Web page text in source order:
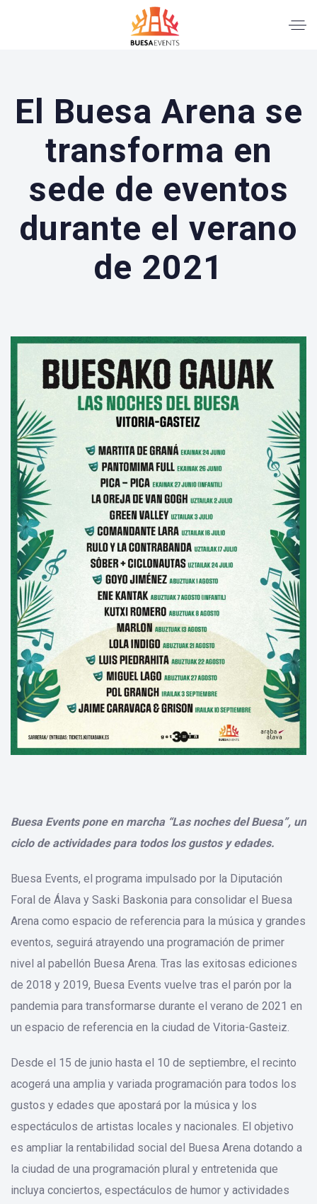
El Buesa Arena se
transforma en
sede de eventos
durante el verano
de 2021
Buesa Events pone en marcha “Las noches del Buesa”, un
ciclo de actividades para todos los gustos y edades.
Buesa Events, el programa impulsado por la Diputación
Foral de Álava y Saski Baskonia para consolidar el Buesa
Arena como espacio de referencia para la música y grandes
eventos, seguirá atrayendo una programación de primer
nivel al pabellón Buesa Arena. Tras las exitosas ediciones
de 2018 y 2019, Buesa Events vuelve tras el parón por la
pandemia para transformarse durante el verano de 2021 en
un espacio de referencia en la ciudad de Vitoria-Gasteiz.
Desde el 15 de junio hasta el 10 de septiembre, el recinto
acogerá una amplia y variada programación para todos los
gustos y edades que apostará por la música y los
espectáculos de artistas locales y nacionales. El objetivo
es ampliar la rentabilidad social del Buesa Arena dotando a
la ciudad de una programación plural y entretenida que
incluya conciertos, espectáculos de humor y actividades